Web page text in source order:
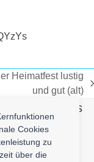
Cookies
zu
über die
Heimatfest lustig
und gut (alt)
Contact us